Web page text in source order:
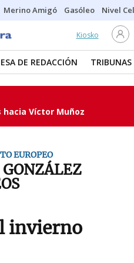
Merino Amigó Gasóleo Nivel
Kiosko
DE REDACCIÓN TRIBUNAS
hacia Víctor Muñoz
EUROPEO
GONZÁLEZ
invierno